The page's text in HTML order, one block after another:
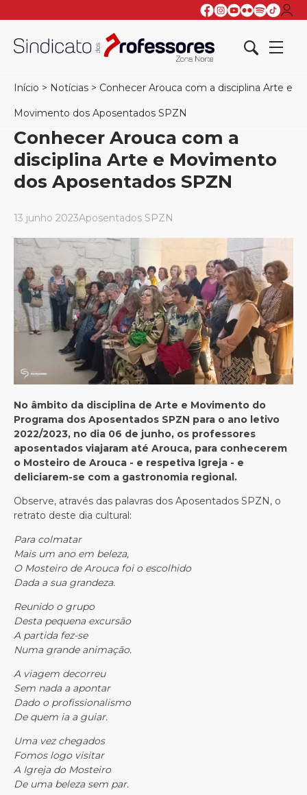
Início > Notícias > Conhecer Arouca com a disciplina Arte e
Movimento dos Aposentados SPZN
Conhecer Arouca com a
disciplina Arte e Movimento
dos Aposentados SPZN
13 junho 2023Aposentados SPZN
No âmbito da disciplina de Arte e Movimento do
Programa dos Aposentados SPZN para o ano letivo
2022/2023, no dia 06 de junho, os professores
aposentados viajaram até Arouca, para conhecerem
o Mosteiro de Arouca - e respetiva Igreja - e
deliciarem-se com a gastronomia regional.
Observe, através das palavras dos Aposentados SPZN, o
retrato deste dia cultural:
Para colmatar
Mais um ano em beleza,
O Mosteiro de Arouca foi o escolhido
Dada a sua grandeza.
Reunido o grupo
Desta pequena excursão
A partida fez-se
Numa grande animação.
A viagem decorreu
Sem nada a apontar
Dado o profissionalismo
De quem ia a guiar.
Uma vez chegados
Fomos logo visitar
A Igreja do Mosteiro
De uma beleza sem par.